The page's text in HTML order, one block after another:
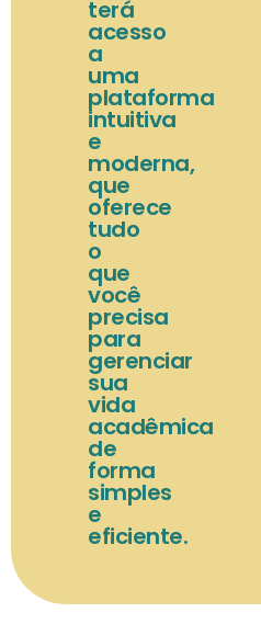
terá
acesso
a
uma
plataforma
intuitiva
e
moderna,
que
oferece
tudo
o
que
você
precisa
para
gerenciar
sua
vida
acadêmica
de
forma
simples
e
eficiente.